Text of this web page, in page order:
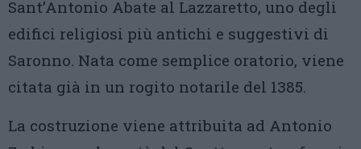
Sant’Antonio Abate al Lazzaretto, uno degli
edifici religiosi più antichi e suggestivi di
Saronno. Nata come semplice oratorio, viene
citata già in un rogito notarile del 1385.
La costruzione viene attribuita ad Antonio